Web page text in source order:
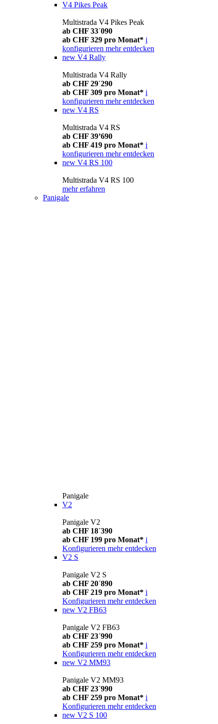
V4 Pikes Peak
Multistrada V4 Pikes Peak
ab CHF 33´090
ab CHF 329 pro Monat* i
konfigurieren mehr entdecken
new V4 Rally
Multistrada V4 Rally
ab CHF 29´290
ab CHF 309 pro Monat* i
konfigurieren mehr entdecken
new V4 RS
Multistrada V4 RS
ab CHF 39’690
ab CHF 419 pro Monat* i
konfigurieren mehr entdecken
new V4 RS 100
Multistrada V4 RS 100
mehr erfahren
Panigale
Panigale
V2
Panigale V2
ab CHF 18´390
ab CHF 199 pro Monat* i
Konfigurieren mehr entdecken
V2 S
Panigale V2 S
ab CHF 20´890
ab CHF 219 pro Monat* i
Konfigurieren mehr entdecken
new V2 FB63
Panigale V2 FB63
ab CHF 23´990
ab CHF 259 pro Monat* i
Konfigurieren mehr entdecken
new V2 MM93
Panigale V2 MM93
ab CHF 23´990
ab CHF 259 pro Monat* i
Konfigurieren mehr entdecken
new V2 S 100